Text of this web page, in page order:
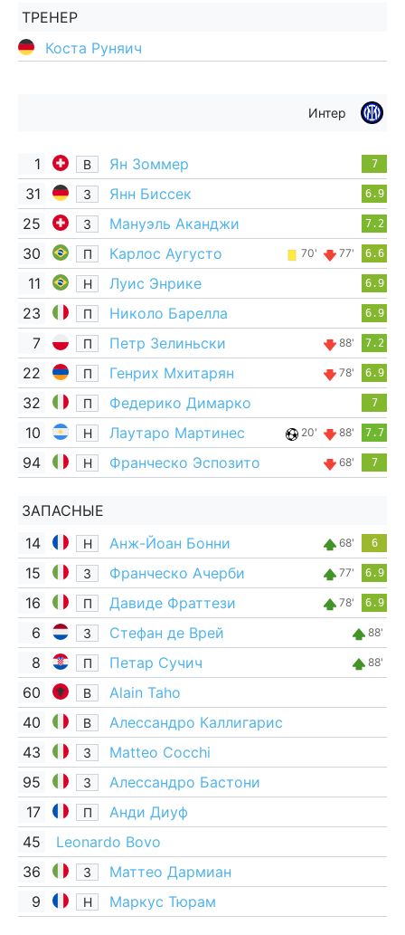
ТРЕНЕР
Коста Руняич
Интер
1 В Ян Зоммер 7
31 З Янн Биссек 6.9
25 З Мануэль Аканджи 7.2
30 П Карлос Аугусто 70' 77' 6.6
11 Н Луис Энрике 6.9
23 П Николо Барелла 6.9
7 П Петр Зелиньски 88' 7.2
22 П Генрих Мхитарян 78' 6.9
32 П Федерико Димарко 7
10 Н Лаутаро Мартинес 20' 88' 7.7
94 Н Франческо Эспозито 68' 7
ЗАПАСНЫЕ
14
Н Анж-Йоан Бонни 68' 6
15 З Франческо Ачерби 77' 6.9
16 П Давиде Фраттези 78' 6.9
6 З Стефан де Врей 88'
8 П Петар Сучич 88'
60 В
Alain Taho
40
В
Алессандро Каллигарис
43
З
Matteo Cocchi
95
З
Алессандро Бастони
17
П
Анди Диуф
45
Leonardo Bovo
36
З
Маттео Дармиан
9
Н Маркус Тюрам